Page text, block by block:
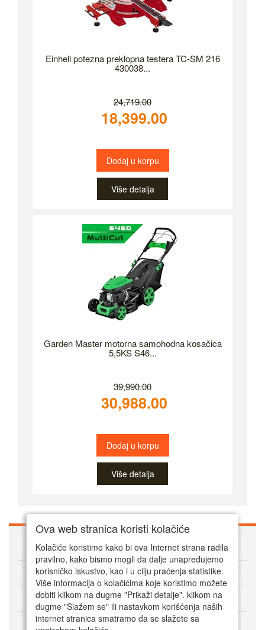
Einhell potezna preklopna testera TC-SM 216
430038...
24,719.00
18,399.00
Dodaj u korpu
Više detalja
Garden Master motorna samohodna kosačica
5,5KS S46...
39,990.00
30,988.00
Dodaj u korpu
Više detalja
O Super alatima
Kako kupovati online
Korisnički servis
Način plaćanja
Ova web stranica koristi kolačiće
Kolačiće koristimo kako bi ova Internet strana radila
pravilno, kako bismo mogli da dalje unapređujemo
korisničko iskustvo, kao i u cilju praćenja statistike.
Više informacija o kolačićima koje koristimo možete
dobiti klikom na dugme "Prikaži detalje". klikom na
dugme "Slažem se" ili nastavkom korišćenja naših
internet stranica smatramo da se slažete sa